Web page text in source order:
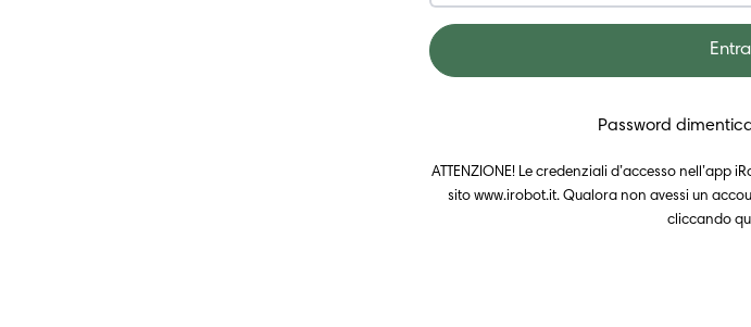
Entra
Password
ATTENZIONE! Le credenziali d’accesso nell’app
sito www.irobot.it. Qualora non avessi un
cliccando